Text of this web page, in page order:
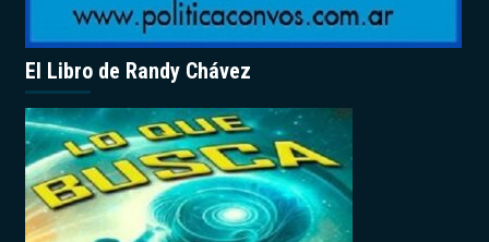
El Libro de Randy Chávez